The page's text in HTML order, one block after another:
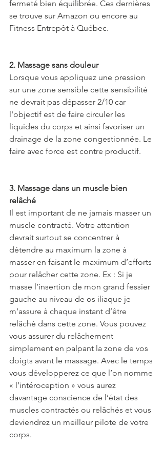
fermeté bien équilibrée. Ces dernières
se trouve sur Amazon ou encore au
Fitness Entrepôt à Québec.
2. Massage sans douleur
Lorsque vous appliquez une pression
sur une zone sensible cette sensibilité
ne devrait pas dépasser 2/10 car
l'objectif est de faire circuler les
liquides du corps et ainsi favoriser un
drainage de la zone congestionnée. Le
faire avec force est contre productif.
3. Massage dans un muscle bien
relâché
Il est important de ne jamais masser un
muscle contracté. Votre attention
devrait surtout se concentrer à
détendre au maximum la zone à
masser en faisant le maximum d’efforts
pour relâcher cette zone. Ex : Si je
masse l’insertion de mon grand fessier
gauche au niveau de os iliaque je
m’assure à chaque instant d’être
relâché dans cette zone. Vous pouvez
vous assurer du relâchement
simplement en palpant la zone de vos
doigts avant le massage. Avec le temps
vous développerez ce que l’on nomme
« l’intéroception » vous aurez
davantage conscience de l’état des
muscles contractés ou relâchés et vous
deviendrez un meilleur pilote de votre
corps.